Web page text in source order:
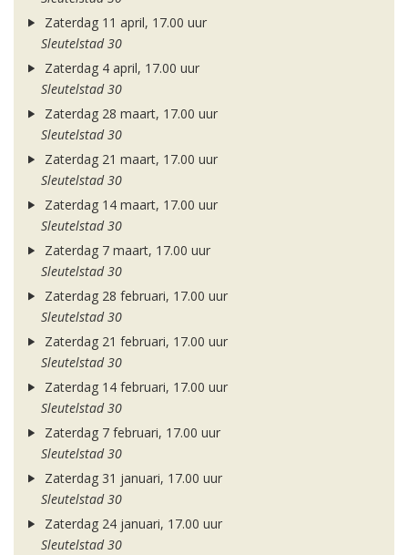
Zaterdag 11 april, 17.00 uur
Sleutelstad 30
Zaterdag 4 april, 17.00 uur
Sleutelstad 30
Zaterdag 28 maart, 17.00 uur
Sleutelstad 30
Zaterdag 21 maart, 17.00 uur
Sleutelstad 30
Zaterdag 14 maart, 17.00 uur
Sleutelstad 30
Zaterdag 7 maart, 17.00 uur
Sleutelstad 30
Zaterdag 28 februari, 17.00 uur
Sleutelstad 30
Zaterdag 21 februari, 17.00 uur
Sleutelstad 30
Zaterdag 14 februari, 17.00 uur
Sleutelstad 30
Zaterdag 7 februari, 17.00 uur
Sleutelstad 30
Zaterdag 31 januari, 17.00 uur
Sleutelstad 30
Zaterdag 24 januari, 17.00 uur
Sleutelstad 30